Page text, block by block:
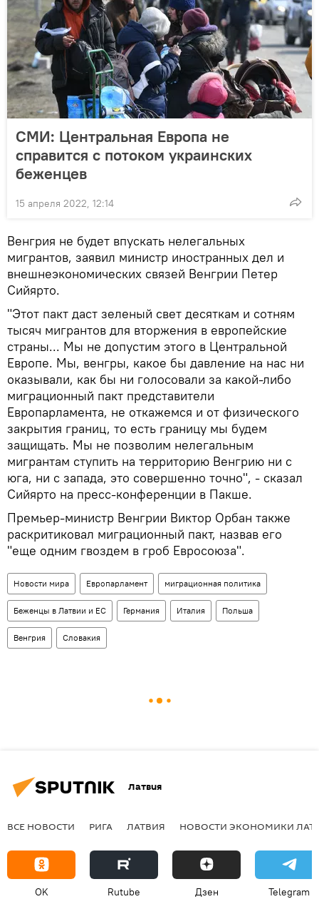
СМИ: Центральная Европа не
справится с потоком украинских
беженцев
15 апреля 2022, 12:14
Венгрия не будет впускать нелегальных
мигрантов, заявил министр иностранных дел и
внешнеэкономических связей Венгрии Петер
Сийярто.
"Этот пакт даст зеленый свет десяткам и сотням
тысяч мигрантов для вторжения в европейские
страны... Мы не допустим этого в Центральной
Европе. Мы, венгры, какое бы давление на нас ни
оказывали, как бы ни голосовали за какой-либо
миграционный пакт представители
Европарламента, не откажемся и от физического
закрытия границ, то есть границу мы будем
защищать. Мы не позволим нелегальным
мигрантам ступить на территорию Венгрию ни с
юга, ни с запада, это совершенно точно", - сказал
Сийярто на пресс-конференции в Пакше.
Премьер-министр Венгрии Виктор Орбан также
раскритиковал миграционный пакт, назвав его
"еще одним гвоздем в гроб Евросоюза".
Новости мира Европарламент миграционная политика
Беженцы в Латвии и ЕС Германия Италия Польша
Венгрия Словакия
Латвия
ВСЕ НОВОСТИ РИГА ЛАТВИЯ НОВОСТИ ЭКОНОМИКИ
OK Rutube Дзен Telegram